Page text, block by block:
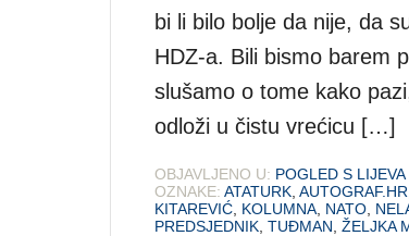
bi li bilo bolje da nije, da
HDZ-a. Bili bismo barem
slušamo o tome kako
odloži u čistu vrećicu […]
OBJAVLJENO U: POGLED S LIJEVA
OZNAKE: ATATURK AUTOGRAF.HR
KITAREVIĆ KOLUMNA NATO
PREDSJEDNIK TUĐMAN ŽELJKA